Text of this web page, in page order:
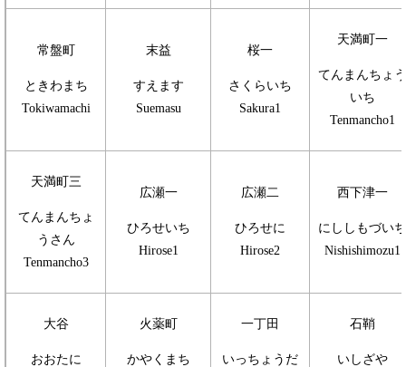
常盤町
ときわまち
Tokiwamachi
末益
すえます
Suemasu
桜一
さくらいち
Sakura1
天満町一
てんまんちょう
いち
Tenmancho1
天満町三
てんまんちょ
うさん
Tenmancho3
広瀬一
ひろせいち
Hirose1
広瀬二
ひろせに
Hirose2
西下津一
にししもづいち
Nishishimozu1
大谷
おおたに
火薬町
かやくまち
一丁田
いっちょうだ
石鞘
いしざや